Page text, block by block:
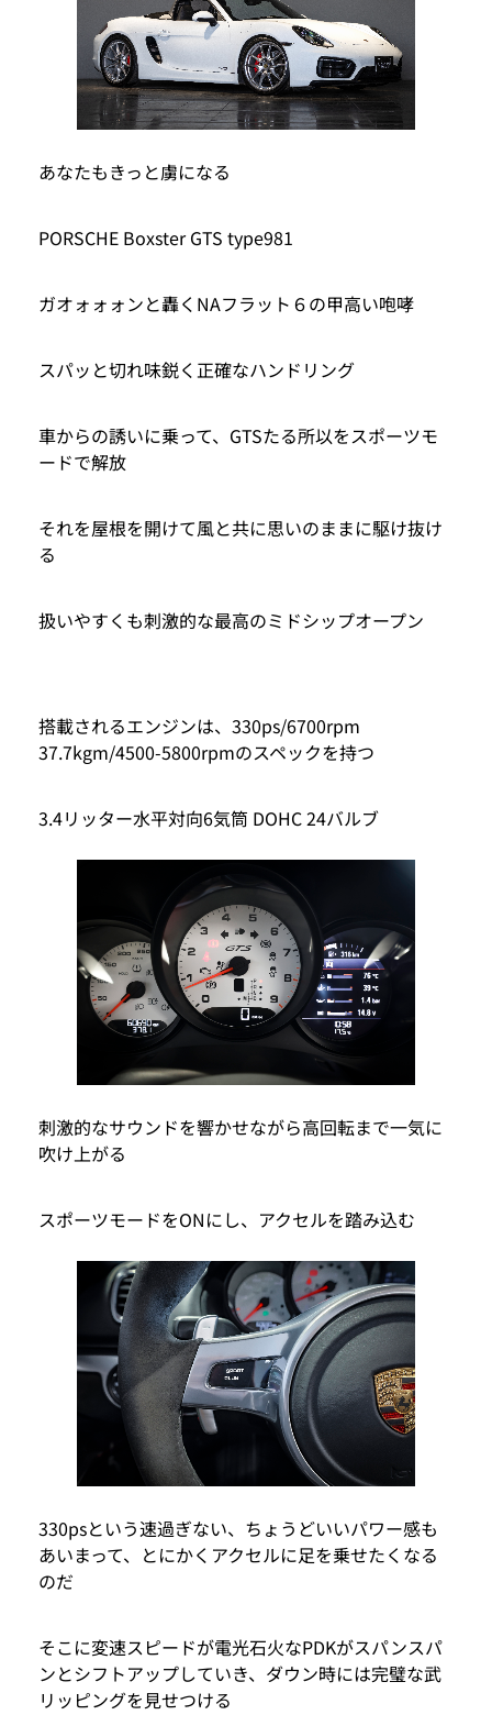
あなたもきっと虜になる
PORSCHE Boxster GTS type981
ガオォォォンと轟くNAフラット６の甲高い咆哮
スパッと切れ味鋭く正確なハンドリング
車からの誘いに乗って、GTSたる所以をスポーツモ
ードで解放
それを屋根を開けて風と共に思いのままに駆け抜け
る
扱いやすくも刺激的な最高のミドシップオープン
搭載されるエンジンは、330ps/6700rpm
37.7kgm/4500-5800rpmのスペックを持つ
3.4リッター水平対向6気筒 DOHC 24バルブ
刺激的なサウンドを響かせながら高回転まで一気に
吹け上がる
スポーツモードをONにし、アクセルを踏み込む
330psという速過ぎない、ちょうどいいパワー感も
あいまって、とにかくアクセルに足を乗せたくなる
のだ
そこに変速スピードが電光石火なPDKがスパンスパ
ンとシフトアップしていき、ダウン時には完璧な武
リッピングを見せつける